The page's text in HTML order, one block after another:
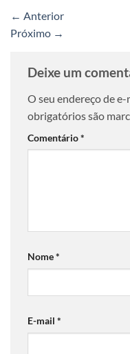
← Anterior
Próximo →
Deixe um
O seu endereço de
obrigatórios são
Comentário*
Nome*
E-mail *